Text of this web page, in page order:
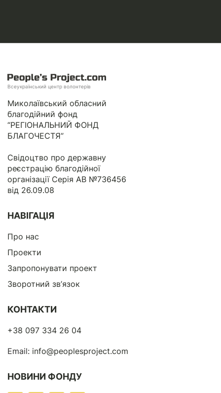
Всеукраїнський центр волонтерів
Миколаївський обласний
благодійний фонд
“РЕГІОНАЛЬНИЙ ФОНД
БЛАГОЧЕСТЯ”
Свідоцтво про державну
реєстрацію благодійної
організації Серія АВ №736456
від 26.09.08
НАВІГАЦІЯ
Про нас
Проекти
Запропонувати проект
Зворотний зв’язок
КОНТАКТИ
+38 097 334 26 04
Email: info@peoplesproject.com
НОВИНИ ФОНДУ